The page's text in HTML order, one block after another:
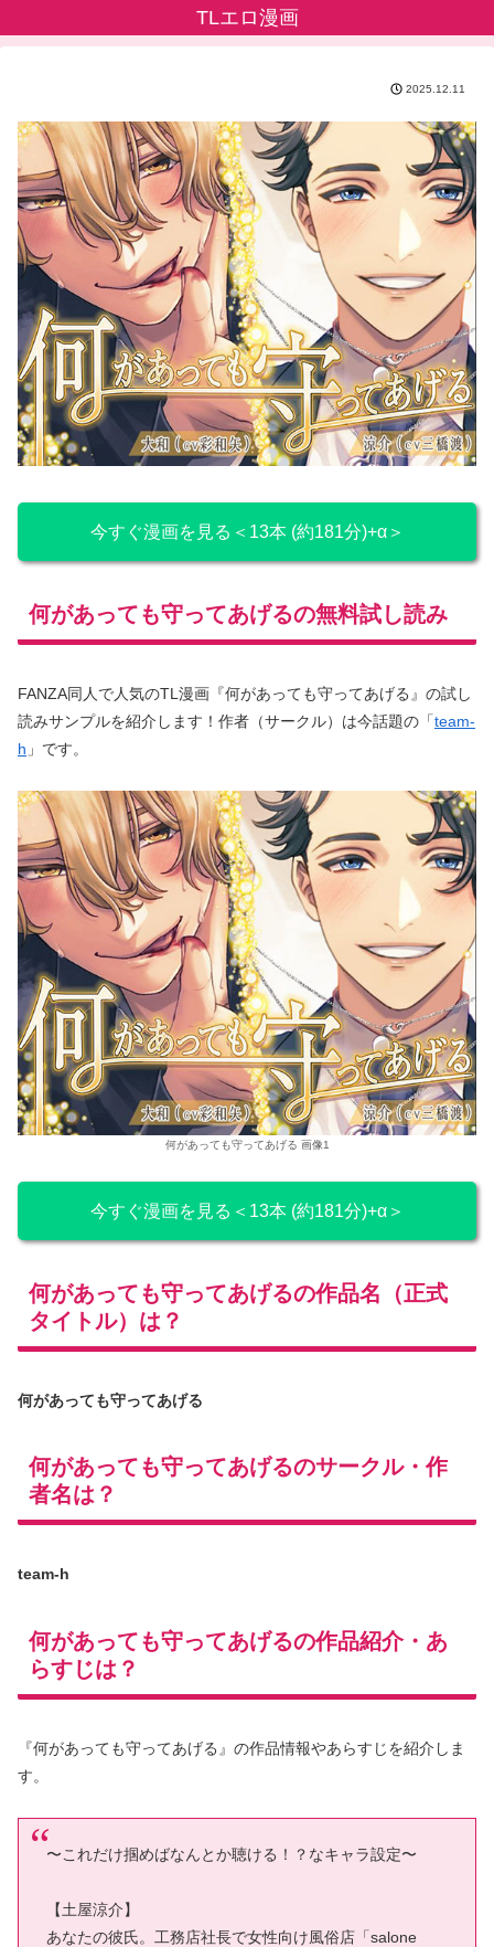
TLエロ漫画
2025.12.11
今すぐ漫画を見る＜13本 (約181分)+α＞
何があっても守ってあげるの無料試し読み
FANZA同人で人気のTL漫画『何があっても守ってあげる』の試し
読みサンプルを紹介します！作者（サークル）は今話題の「team-
h 」です。
何があっても守ってあげる 画像1
今すぐ漫画を見る＜13本 (約181分)+α＞
何があっても守ってあげるの作品名（正式
タイトル）は？
何があっても守ってあげる
何があっても守ってあげるのサークル・作
者名は？
team-h
何があっても守ってあげるの作品紹介・あ
らすじは？
『何があっても守ってあげる』の作品情報やあらすじを紹介しま
す。
〜これだけ掴めばなんとか聴ける！？なキャラ設定〜
【土屋涼介】
あなたの彼氏。工務店社長で女性向け風俗店「salone